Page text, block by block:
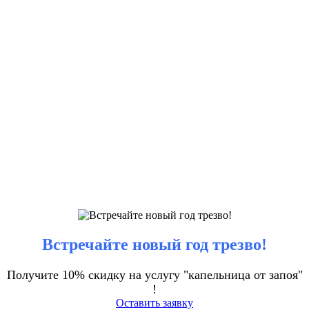
Встречайте новый год трезво!
Получите 10% скидку на услугу "капельница от запоя"
!
Оставить заявку